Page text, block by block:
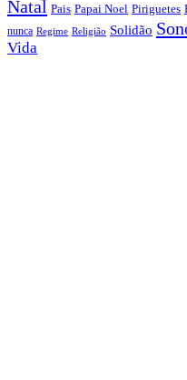
Natal Pais Papai Noel Piriguetes
nunca Regime Religião Solidão
Vida